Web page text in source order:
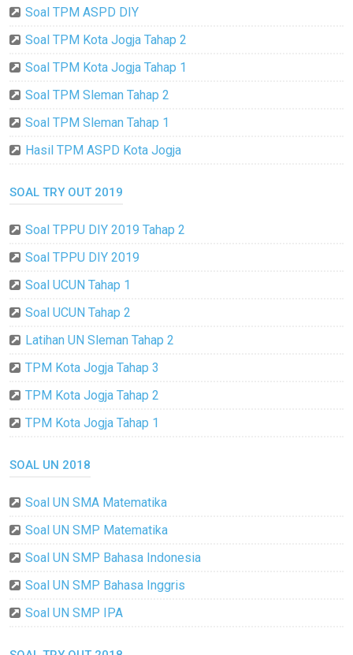
Soal TPM ASPD DIY
Soal TPM Kota Jogja Tahap 2
Soal TPM Kota Jogja Tahap 1
Soal TPM Sleman Tahap 2
Soal TPM Sleman Tahap 1
Hasil TPM ASPD Kota Jogja
SOAL TRY OUT 2019
Soal TPPU DIY 2019 Tahap 2
Soal TPPU DIY 2019
Soal UCUN Tahap 1
Soal UCUN Tahap 2
Latihan UN Sleman Tahap 2
TPM Kota Jogja Tahap 3
TPM Kota Jogja Tahap 2
TPM Kota Jogja Tahap 1
SOAL UN 2018
Soal UN SMA Matematika
Soal UN SMP Matematika
Soal UN SMP Bahasa Indonesia
Soal UN SMP Bahasa Inggris
Soal UN SMP IPA